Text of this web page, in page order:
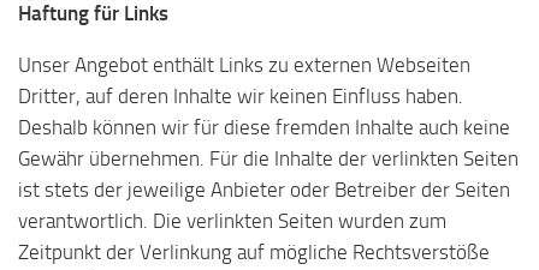
Haftung für Links
Unser Angebot enthält Links zu externen Webseiten
Dritter, auf deren Inhalte wir keinen Einfluss haben.
Deshalb können wir für diese fremden Inhalte auch keine
Gewähr übernehmen. Für die Inhalte der verlinkten Seiten
ist stets der jeweilige Anbieter oder Betreiber der Seiten
verantwortlich. Die verlinkten Seiten wurden zum
Zeitpunkt der Verlinkung auf mögliche Rechtsverstöße